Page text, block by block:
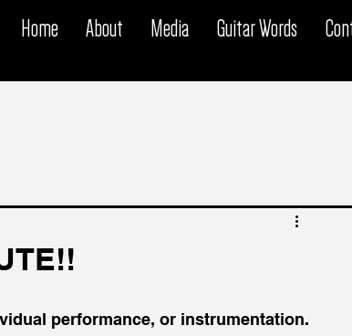
Home About Media Guitar Words
performance, or instrumentation.